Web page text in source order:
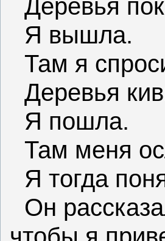
Деревья
Я вышла.
Там я
Деревья
Я пошла.
Там меня
Я тогда
Он